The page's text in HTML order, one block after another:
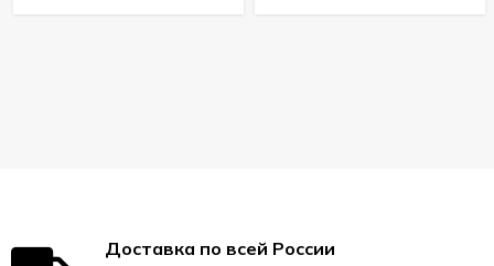
Доставка по всей России